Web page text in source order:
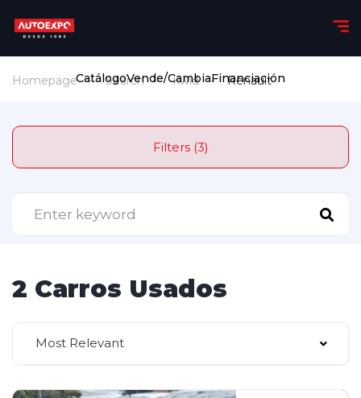
CatálogoVende/CambiaFinanciación
Homepage Search Kwid Renault
Filters (3)
2 Carros Usados
Most Relevant